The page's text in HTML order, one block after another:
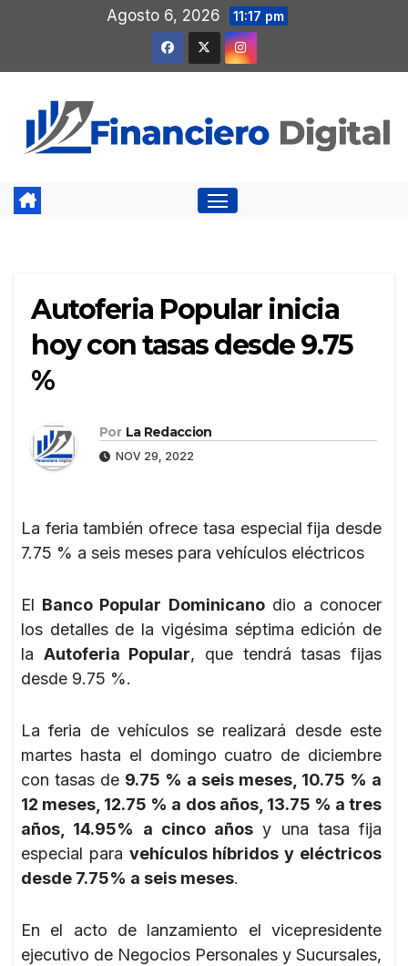
contenido
Agosto 6, 2026 11:17 pm
Autoferia Popular inicia
hoy con tasas desde 9.75
%
Por La Redaccion
NOV 29, 2022
La feria también ofrece tasa especial fija desde
7.75 % a seis meses para vehículos eléctricos
El Banco Popular Dominicanodio a conocer
los detalles de la vigésima séptima edición de
la Autoferia Popular, que tendrá tasas fijas
desde 9.75 %.
La feria de vehículos se realizará desde este
martes hasta el domingo cuatro de diciembre
con tasas de 9.75 % a seis meses, 10.75 % a
12 meses, 12.75 % a dos años, 13.75 % a tres
años, 14.95% a cinco años y una tasa fija
especial para vehículos híbridos y eléctricos
desde 7.75% a seis meses.
En el acto de lanzamiento el vicepresidente
ejecutivo de Negocios Personales y Sucursales,